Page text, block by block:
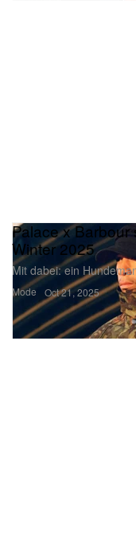
Mode
Palace x
Winter 2025
Mit dabei: ein
Oct 21, 2025